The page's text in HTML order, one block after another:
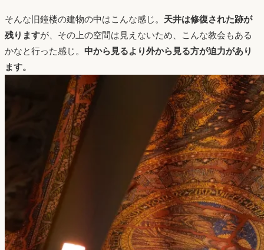
そんな旧鐘楼の建物の中はこんな感じ。 天井は修復された跡が
残りますが、その上の空間は見えないため、こんな教会もある
かなと行った感じ。 中から見るより外から見る方が迫力があり
ます。